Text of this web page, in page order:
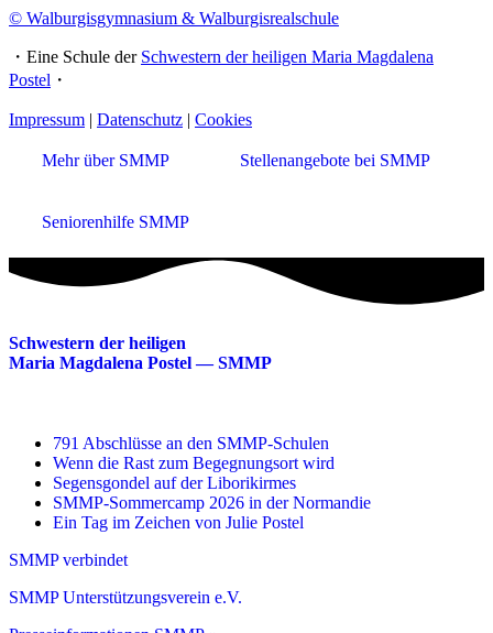
© Walburgisgymnasium & Walburgisrealschule
・Eine Schule der Schwestern der heiligen Maria Magdalena
Postel ・
Impressum | Datenschutz | Cookies
Mehr über SMMP Stellenangebote bei SMMP
Seniorenhilfe SMMP
Schwestern der heiligen
Maria Magdalena Postel — SMMP
791 Abschlüsse an den SMMP-Schulen
Wenn die Rast zum Begegnungsort wird
Segensgondel auf der Liborikirmes
SMMP-Sommercamp 2026 in der Normandie
Ein Tag im Zeichen von Julie Postel
SMMP verbindet
SMMP Unterstützungsverein e.V.